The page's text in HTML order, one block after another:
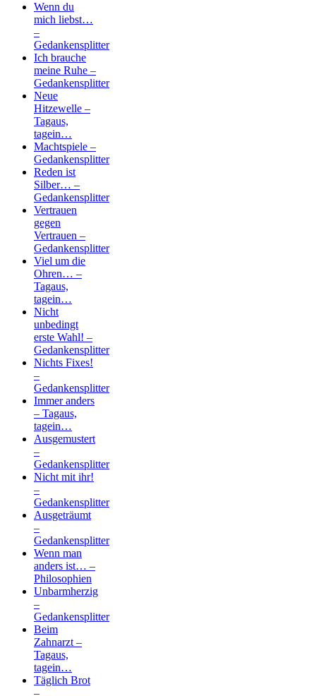
Wenn du
mich liebst…
–
Gedankensplitter
Ich brauche
meine Ruhe –
Gedankensplitter
Neue
Hitzewelle –
Tagaus,
tagein…
Machtspiele –
Gedankensplitter
Reden ist
Silber… –
Gedankensplitter
Vertrauen
gegen
Vertrauen –
Gedankensplitter
Viel um die
Ohren… –
Tagaus,
tagein…
Nicht
unbedingt
erste Wahl! –
Gedankensplitter
Nichts Fixes!
–
Gedankensplitter
Immer anders
– Tagaus,
tagein…
Ausgemustert
–
Gedankensplitter
Nicht mit ihr!
–
Gedankensplitter
Ausgeträumt
–
Gedankensplitter
Wenn man
anders ist… –
Philosophien
Unbarmherzig
–
Gedankensplitter
Beim
Zahnarzt –
Tagaus,
tagein…
Täglich Brot
–